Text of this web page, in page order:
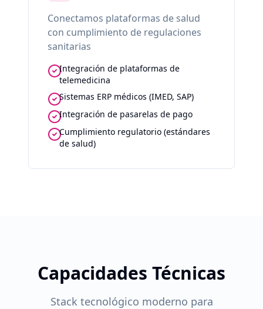
Conectamos plataformas de salud
con cumplimiento de regulaciones
sanitarias
Integración de plataformas de
telemedicina
Sistemas ERP médicos (IMED, SAP)
Integración de pasarelas de pago
Cumplimiento regulatorio (estándares
de salud)
Capacidades Técnicas
Stack tecnológico moderno para